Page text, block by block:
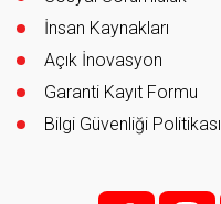
İnsan Kaynakları
Açık İnovasyon
Garanti Kayıt Formu
Bilgi Güvenliği Politikası